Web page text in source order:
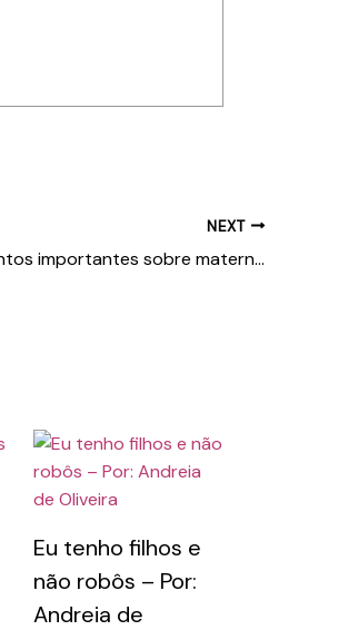
NEXT
Alguns pontos importantes sobre maternagem atípica
Eu tenho filhos e
não robôs – Por:
Andreia de